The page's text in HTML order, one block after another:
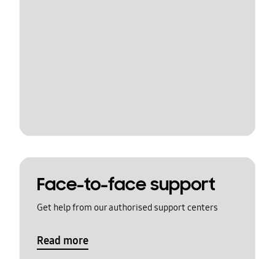
Face-to-face support
Get help from our authorised support centers
Read more